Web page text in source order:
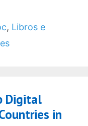
, Libros e
Digital
in